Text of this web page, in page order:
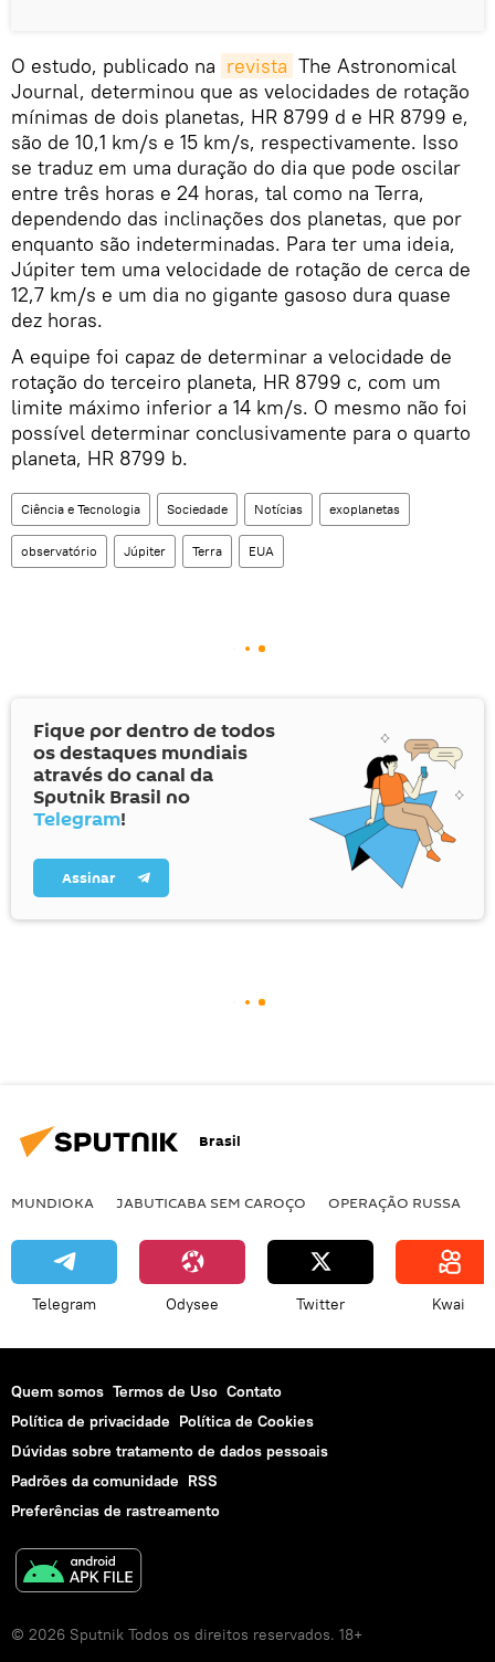
O estudo, publicado na revista The Astronomical
Journal, determinou que as velocidades de rotação
mínimas de dois planetas, HR 8799 d e HR 8799 e,
são de 10,1 km/s e 15 km/s, respectivamente. Isso
se traduz em uma duração do dia que pode oscilar
entre três horas e 24 horas, tal como na Terra,
dependendo das inclinações dos planetas, que por
enquanto são indeterminadas. Para ter uma ideia,
Júpiter tem uma velocidade de rotação de cerca de
12,7 km/s e um dia no gigante gasoso dura quase
dez horas.
A equipe foi capaz de determinar a velocidade de
rotação do terceiro planeta, HR 8799 c, com um
limite máximo inferior a 14 km/s. O mesmo não foi
possível determinar conclusivamente para o quarto
planeta, HR 8799 b.
Ciência e Tecnologia Sociedade Notícias exoplanetas
observatório Júpiter Terra EUA
Fique por dentro de todos
os destaques mundiais
através do canal da
Sputnik Brasil no
Telegram!
Assinar
Brasil
MUNDIOKA JABUTICABA SEM CAROÇO OPERAÇÃO RUSSA
Telegram Odysee Twitter Kwai
Quem somos Termos de Uso Contato
Política de privacidade Política de Cookies
Dúvidas sobre tratamento de dados pessoais
Padrões da comunidade RSS
Preferências de rastreamento
© 2026 Sputnik Todos os direitos reservados. 18+